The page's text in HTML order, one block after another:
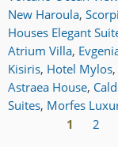
New Haroula,
Houses Elegant
Atrium Villa,
Kisiris, Hotel Mylos,
Astraea House,
Suites, Morfes
1 2